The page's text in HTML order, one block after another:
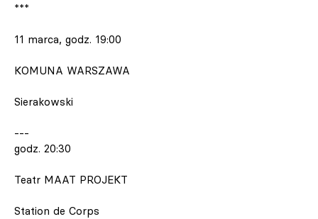
***
11 marca, godz. 19:00
KOMUNA WARSZAWA
Sierakowski
---
godz. 20:30
Teatr MAAT PROJEKT
Station de Corps